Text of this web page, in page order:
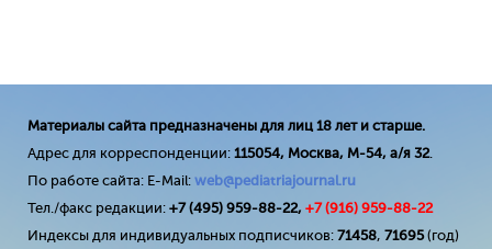
Материалы сайта предназначены для лиц 18 лет и старше.
Адрес для корреспонденции: 115054, Москва, М-54, а/я 32.
По работе сайта: E-Mail: web@pediatriajournal.ru
Тел./факс редакции: +7 (495) 959-88-22, +7 (916) 959-88-22
Индексы для индивидуальных подписчиков: 71458, 71695(год)